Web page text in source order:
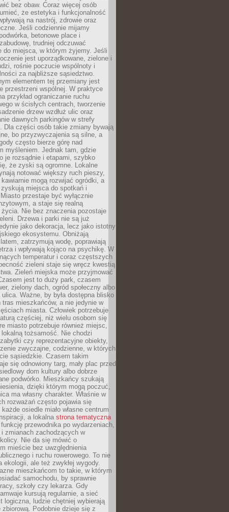
bez obaw. Coraz więcej osób
że estetyka i funkcjonalność
na nastrój, zdrowie oraz
Jeśli codziennie mijamy
betonowe place i
trudniej odczuwać
do miejsca, w którym żyjemy. Jeśli
jest uporządkowane, zielone i
rośnie poczucie wspólnoty i
za najbliższe sąsiedztwo.
elementem tej przemiany jest
przestrzeni wspólnej. W praktyce
przykład ograniczanie ruchu
w ścisłych centrach, tworzenie
drzew wzdłuż ulic oraz
dawnych parkingów w strefy
Dla części osób takie zmiany bywają
bo przyzwyczajenia są silne, a
często bierze górę nad
myśleniem. Jednak tam, gdzie
je rozsądnie i etapami, szybko
że zyski są ogromne. Lokalne
notować większy ruch pieszy,
mogą rozwijać ogródki, a
miejsca do spotkań i
przestaje być wyłącznie
a staje się realną
życia. Nie bez znaczenia pozostaje
Drzewa i parki nie są już
jako dekoracja, lecz jako istotny
ekosystemu. Obniżają
zatrzymują wodę, poprawiają
i wpływają kojąco na psychikę. W
temperatur i coraz częstszych
zieleni staje się wręcz kwestią
Zieleń miejska może przyjmować
jest to duży park, czasem
zielony dach, ogród społeczny albo
ulica. Ważne, by była dostępna blisko
tras mieszkańców, a nie jedynie w
miasta. Człowiek potrzebuje
częściej, niż wielu osobom się
miasto potrzebuje również miejsc,
lokalną tożsamość. Nie chodzi
czy reprezentacyjne obiekty,
zwyczajne, codzienne, w których
sąsiedzkie. Czasem takim
się odnowiony targ, mały plac przed
dom kultury albo dobrze
podwórko. Mieszkańcy szukają
dzięki którym mogą poczuć,
ma własny charakter. Właśnie w
rozważań często pojawia się
osiedle miało własne centrum
a lokalna strona tematyczna
funkcję przewodnika po wydarzeniach,
zmianach zachodzących w
Nie da się mówić o
mieście bez uwzględnienia
i ruchu rowerowego. To nie
ekologii, ale też zwykłej wygody.
mieszkańcom to takie, w którym
samochodu, by sprawnie
szkoły czy lekarza. Gdy
kursują regularnie, a sieć
logiczna, ludzie chętniej wybierają
zbiorową. Podobnie dzieje się z